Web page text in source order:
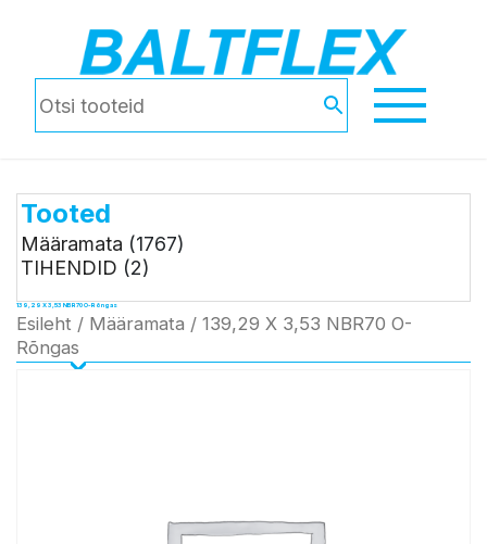
Tooted
Määramata (1767)
TIHENDID (2)
139,29 X 3,53 NBR70 O-Rõngas
Esileht / Määramata / 139,29 X 3,53 NBR70 O-
Rõngas